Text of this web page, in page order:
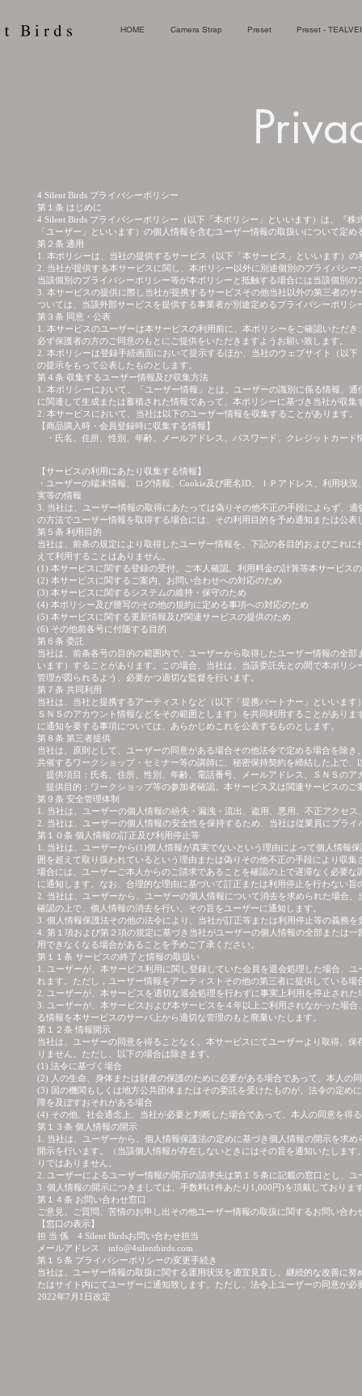
HOME Camera Strap Preset Preset -
4 Silent Birds プライバシーポリシー
第１条 はじめに
4 Silent Birds プライバシーポリシー（以下「本ポリシー」といいます）は、『
「ユーザー」といいます）の個人情報を含むユーザー情報の取扱いについて定
第２条 適用
1. 本ポリシーは、当社の提供するサービス（以下「本サービス」といいます）の
2. 当社が提供する本サービスに関し、本ポリシー以外に別途個別のプライバシ
当該個別のプライバシーポリシー等が本ポリシーと抵触する場合には当該個別
3. 本サービスの提供に際し当社が提携するサービスその他当社以外の第三者の
ついては、当該外部サービスを提供する事業者が別途定めるプライバシーポリシ
第３条 同意・公表
1. 本サービスのユーザーは本サービスの利用前に、本ポリシーをご確認いただ
必ず保護者の方のご同意のもとにご提供をいただきますようお願い致します。
2. 本ポリシーは登録手続画面において提示するほか、当社のウェブサイト（以
の提示をもって公表したものとします。
第４条 収集するユーザー情報及び収集方法
1. 本ポリシーにおいて、「ユーザー情報」とは、ユーザーの識別に係る情報、
に関連して生成または蓄積された情報であって、本ポリシーに基づき当社が収
2. 本サービスにおいて、当社は以下のユーザー情報を収集することがあります。
【商品購入時・会員登録時に収集する情報】
・氏名、住所、性別、年齢、メールアドレス、パスワード、クレジットカード
【サービスの利用にあたり収集する情報】
・ユーザーの端末情報、ログ情報、Cookie及び匿名ID、ＩＰアドレス、利用状
実等の情報
3. 当社は、ユーザー情報の取得にあたっては偽りその他不正の手段によらず、
の方法でユーザー情報を取得する場合には、その利用目的を予め通知または公表
第５条 利用目的
当社は、前条の規定により取得したユーザー情報を、下記の各目的およびこれ
えて利用することはありません。
(1) 本サービスに関する登録の受付、ご本人確認、利用料金の計算等本サービス
(2) 本サービスに関するご案内、お問い合わせへの対応のため
(3) 本サービスに関するシステムの維持・保守のため
(4) 本ポリシー及び謄写のその他の規約に定める事項への対応のため
(5) 本サービスに関する更新情報及び関連サービスの提供のため
(6) その他前各号に付随する目的
第６条 委託
当社は、前条各号の目的の範囲内で、ユーザーから取得したユーザー情報の全
います）することがあります。この場合、当社は、当該委託先との間で本ポリ
管理が図られるよう、必要かつ適切な監督を行います。
第７条 共同利用
当社は、当社と提携するアーティストなど（以下「提携パートナー」といいま
ＳＮＳのアカウント情報などをその範囲とします）を共同利用することがあり
に通知を要する事項については、あらかじめこれを公表するものとします。
第８条 第三者提供
当社は、原則として、ユーザーの同意がある場合その他法令で定める場合を除
共催するワークショップ・セミナー等の講師に、秘密保持契約を締結した上で
提供項目：氏名、住所、性別、年齢、電話番号、メールアドレス、ＳＮＳのア
提供目的：ワークショップ等の参加者確認、本サービス又は関連サービスのご
第９条 安全管理体制
1. 当社は、ユーザーの個人情報の紛失・漏洩・流出、盗用、悪用、不正アクセ
2. 当社は、ユーザーの個人情報の安全性を保持するため、当社は従業員にプラ
第１０条 個人情報の訂正及び利用停止等
1. 当社は、ユーザーから(1)個人情報が真実でないという理由によって個人情報
囲を超えて取り扱われているという理由または偽りその他不正の手段により収
場合には、ユーザーご本人からのご請求であることを確認の上で遅滞なく必要
に通知します。なお、合理的な理由に基づいて訂正または利用停止を行わない
2. 当社は、ユーザーから、ユーザーの個人情報について消去を求められた場合
確認の上で、個人情報の消去を行い、その旨をユーザーに通知します。
3. 個人情報保護法その他の法令により、当社が訂正等または利用停止等の義務
4. 第１項および第２項の規定に基づき当社がユーザーの個人情報の全部または
用できなくなる場合があることを予めご了承ください。
第１１条 サービスの終了と情報の取扱い
1. ユーザーが、本サービス利用に関し登録していた会員を退会処理した場合、
れます。ただし，ユーザー情報をアーティストその他の第三者に提供している
2. ユーザーが、本サービスを適切な退会処理を行わずに事実上利用を停止され
3. ユーザーが、本サービスおよび本サービスを４年以上ご利用されなかった場
る情報を本サービスのサーバ上から適切な管理のもと廃棄いたします。
第１２条 情報開示
当社は、ユーザーの同意を得ることなく、本サービスにてユーザーより取得、
りません。ただし、以下の場合は除きます。
(1) 法令に基づく場合
(2) 人の生命、身体または財産の保護のために必要がある場合であって、本人の
(3) 国の機関もしくは地方公共団体またはその委託を受けたものが、法令の定め
障を及ぼすおそれがある場合
(4) その他、社会通念上、当社が必要と判断した場合であって、本人の同意を得
第１３条 個人情報の開示
1. 当社は、ユーザーから、個人情報保護法の定めに基づき個人情報の開示を求
開示を行います。（当該個人情報が存在しないときにはその旨を通知いたしま
りではありません。
2. ユーザーによるユーザー情報の開示の請求先は第１５条に記載の窓口とし、
3. 個人情報の開示につきましては、手数料(1件あたり1,000円)を頂戴しておりま
第１４条 お問い合わせ窓口
ご意見、ご質問、苦情のお申し出その他ユーザー情報の取扱に関するお問い合
【窓口の表示】
担 当 係 4 Silent Birdsお問い合わせ担当
メールアドレス info@4silentbirds.com
第１５条 プライバシーポリシーの変更手続き
当社は、ユーザー情報の取扱に関する運用状況を適宜見直し、継続的な改善に
たはサイト内にてユーザーに通知致します。ただし、法令上ユーザーの同意が
2022年7月1日改定